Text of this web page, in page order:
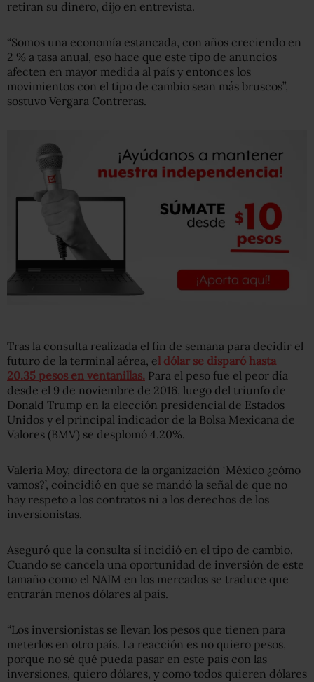
retiran su dinero, dijo en entrevista.
“Somos una economía estancada, con años creciendo en
2 % a tasa anual, eso hace que este tipo de anuncios
afecten en mayor medida al país y entonces los
movimientos con el tipo de cambio sean más bruscos”,
sostuvo Vergara Contreras.
Tras la consulta realizada el fin de semana para decidir el
futuro de la terminal aérea, el dólar se disparó hasta
20.35 pesos en ventanillas. Para el peso fue el peor día
desde el 9 de noviembre de 2016, luego del triunfo de
Donald Trump en la elección presidencial de Estados
Unidos y el principal indicador de la Bolsa Mexicana de
Valores (BMV) se desplomó 4.20%.
Valeria Moy, directora de la organización ‘México ¿cómo
vamos?’, coincidió en que se mandó la señal de que no
hay respeto a los contratos ni a los derechos de los
inversionistas.
Aseguró que la consulta sí incidió en el tipo de cambio.
Cuando se cancela una oportunidad de inversión de este
tamaño como el NAIM en los mercados se traduce que
entrarán menos dólares al país.
“Los inversionistas se llevan los pesos que tienen para
meterlos en otro país. La reacción es no quiero pesos,
porque no sé qué pueda pasar en este país con las
inversiones, quiero dólares, y como todos quieren dólares